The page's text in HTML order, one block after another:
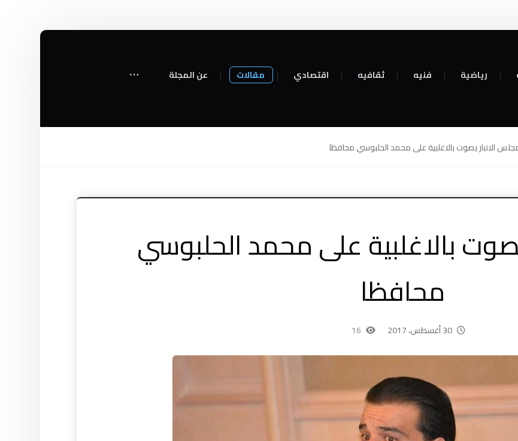
رياضية فنيه ثقافيه اقتصادي مقالات عن المجلة
الانبار يصوت بالاغلبية على محمد الحلبوسي محافظا
بالاغلبية على محمد الحلبوسي
محافظا
30 أغسطس، 2017 16